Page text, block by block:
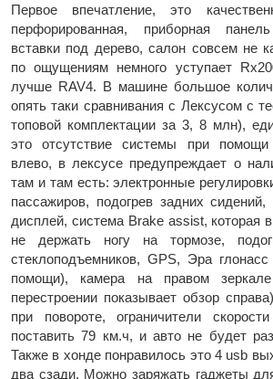
Первое впечатление, это
перфорированная, приборная
вставки под дерево, салон совсем не
по ощущениям немного уступает
лучше RAV4. В машине большое
опять таки сравнивания с Лексусом с
топовой комплектации за 3, 8 млн),
это отсутствие системы при помощи
влево, в лексусе предупреждает о
там и там есть: электронные
пассажиров, подогрев задних
дисплей, система Brake assist, которая
не держать ногу на тормозе,
стеклоподъемников, GPS, Эра
помощи), камера на правом
перестроении показывает обзор
при повороте, ограничители
поставить 79 км.ч, и авто не будет
Также в хонде понравилось это 4 usb
два сзади. Можно заряжать гаджеты